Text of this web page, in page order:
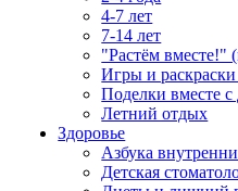
4-7 лет
7-14 лет
"Растём вместе!"
Игры и раскраски
Поделки вместе с
Летний отдых
Здоровье
Азбука
Детская